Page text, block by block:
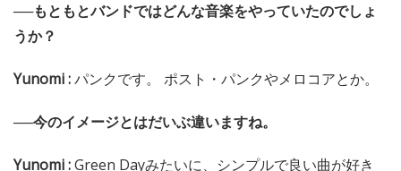
──もともとバンドではどんな音楽をやっていたのでしょ
うか？
Yunomi :パンクです。 ポスト・パンクやメロコアとか。
──今のイメージとはだいぶ違いますね。
Yunomi :Green Dayみたいに、シンプルで良い曲が好き